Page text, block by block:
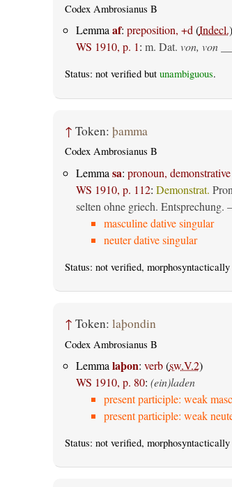
Codex Ambrosianus B
Lemmaaf: preposition, +d(Indecl.)
WS 1910, p. 1: m. Dat. von, von
Status: not verified but unambiguous.
↑ Token: þamma
Codex Ambrosianus B
Lemma sa: pronoun, demonstrative
WS 1910, p. 112: Demonstrat.
selten ohne griech.
masculine dative singular
neuter dative singular
Status: not verified, morphosyntactically
↑ Token: laþondin
Codex Ambrosianus B
Lemma laþon: verb(sw.V.2)
WS 1910, p. 80: (ein)laden
present participle: weak
present participle: weak
Status: not verified, morphosyntactically